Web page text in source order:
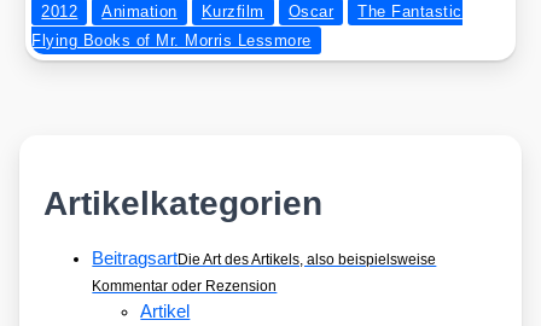
2012 Animation Kurzfilm Oscar
The Fantastic
Flying Books of Mr. Morris Lessmore
Artikelkategorien
BeitragsartDie Art des Artikels, also beispielsweise
Kommentar oder Rezension
Artikel